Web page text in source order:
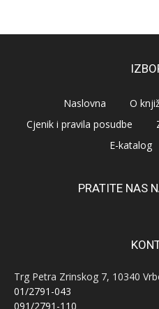
Naslovna O
Cjenik i pravila posudbe
E-katalog
PRATITE NAS
Trg Petra Zrinskog 7, 10340
01/2791-043
091/2791-110